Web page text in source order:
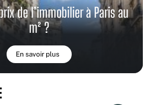
de l’immobilier à Paris au
m² ?
En savoir plus